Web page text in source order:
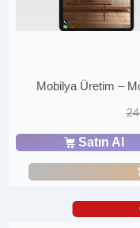
Mobilya Üretim –
Satın Al